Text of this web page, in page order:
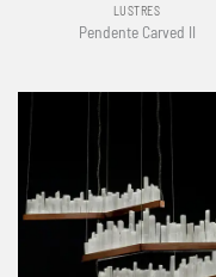
LUSTRES
Pendente Carved II